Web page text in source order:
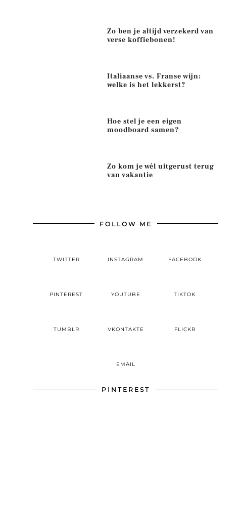
Zo ben je altijd verzekerd van
verse koffiebonen!
Italiaanse vs. Franse wijn:
welke is het lekkerst?
Hoe stel je een eigen
moodboard samen?
Zo kom je wél uitgerust terug
van vakantie
FOLLOW ME
TWITTER INSTAGRAM FACEBOOK
PINTEREST YOUTUBE TIKTOK
TUMBLR VKONTAKTE FLICKR
EMAIL
PINTEREST